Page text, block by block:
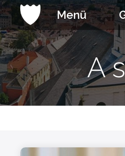
Ugrás
a
tartalomhoz
Menü
A